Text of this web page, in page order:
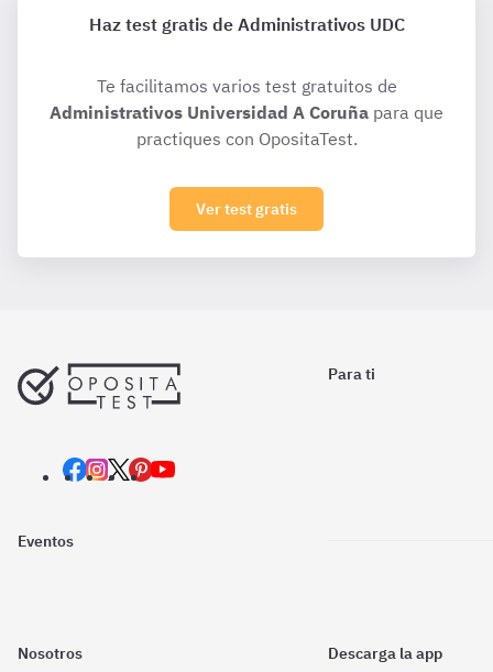
Haz test gratis de Administrativos UDC
Te facilitamos varios test gratuitos de
Administrativos Universidad A Coruña para que
practiques con OpositaTest.
Ver test gratis
Para ti
Eventos
Nosotros Descarga la app